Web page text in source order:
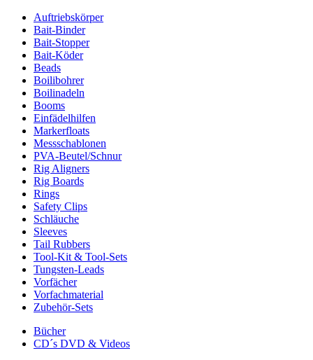
Auftriebskörper
Bait-Binder
Bait-Stopper
Bait-Köder
Beads
Boilibohrer
Boilinadeln
Booms
Einfädelhilfen
Markerfloats
Messschablonen
PVA-Beutel/Schnur
Rig Aligners
Rig Boards
Rings
Safety Clips
Schläuche
Sleeves
Tail Rubbers
Tool-Kit & Tool-Sets
Tungsten-Leads
Vorfächer
Vorfachmaterial
Zubehör-Sets
Bücher
CD´s DVD & Videos